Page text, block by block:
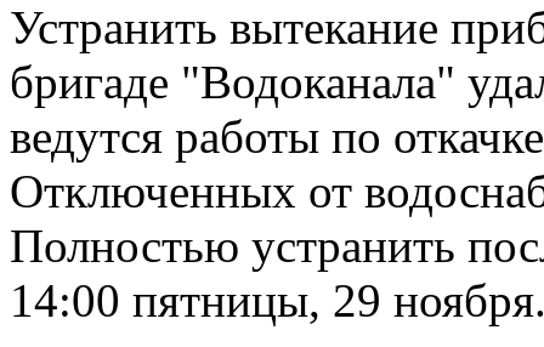
Устранить вытекание
бригаде "Водоканала"
ведутся работы по
Отключенных от
Полностью устранить
14:00 пятницы, 29